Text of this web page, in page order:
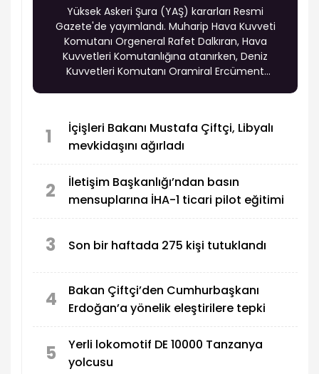
Yüksek Askeri Şura (YAŞ) kararları Resmi
Gazete'de yayımlandı. Muharip Hava Kuvveti
Komutanı Orgeneral Rafet Dalkıran, Hava
Kuvvetleri Komutanlığına atanırken, Deniz
Kuvvetleri Komutanı Oramiral Ercüment
1
İçişleri Bakanı Mustafa Çiftçi, Libyalı
mevkidaşını ağırladı
2
İletişim Başkanlığı’ndan basın
mensuplarına İHA-1 ticari pilot eğitimi
3 Son bir haftada 275 kişi tutuklandı
4
Bakan Çiftçi’den Cumhurbaşkanı
Erdoğan’a yönelik eleştirilere tepki
5
Yerli lokomotif DE 10000 Tanzanya
yolcusu